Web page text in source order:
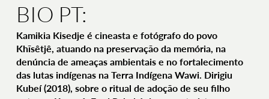
BIO PT:
Kamikia Kisedje é cineasta e fotógrafo do povo
Khĩsêtjê, atuando na preservação da memória, na
denúncia de ameaças ambientais e no fortalecimento
das lutas indígenas na Terra Indígena Wawi. Dirigiu
Kubeí (2018), sobre o ritual de adoção de seu filho